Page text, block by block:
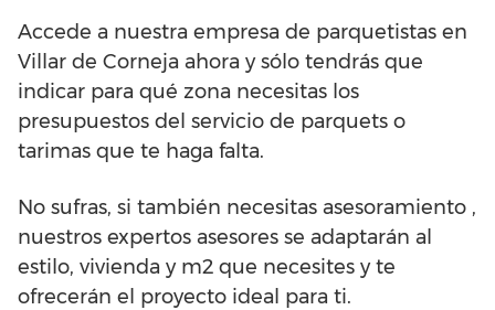
Accede a nuestra empresa de parquetistas en
Villar de Corneja ahora y sólo tendrás que
indicar para qué zona necesitas los
presupuestos del servicio de parquets o
tarimas que te haga falta.
No sufras, si también necesitas asesoramiento ,
nuestros expertos asesores se adaptarán al
estilo, vivienda y m2 que necesites y te
ofrecerán el proyecto ideal para ti.